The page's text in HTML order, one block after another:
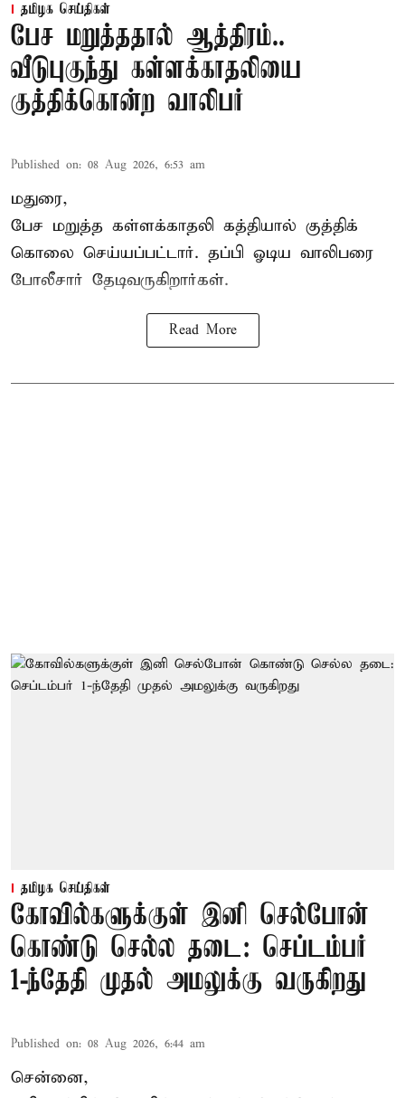
தமிழக செய்திகள்
பேச மறுத்ததால் ஆத்திரம்..
வீடுபுகுந்து கள்ளக்காதலியை
குத்திக்கொன்ற வாலிபர்
Published on: 08 Aug 2026, 6:53 am
மதுரை,
பேச மறுத்த கள்ளக்காதலி கத்தியால் குத்திக்
கொலை செய்யப்பட்டார். தப்பி ஓடிய வாலிபரை
போலீசார் தேடிவருகிறார்கள்.
Read More
தமிழக செய்திகள்
கோவில்களுக்குள் இனி செல்போன்
கொண்டு செல்ல தடை: செப்டம்பர்
1-ந்தேதி முதல் அமலுக்கு வருகிறது
Published on: 08 Aug 2026, 6:44 am
சென்னை,